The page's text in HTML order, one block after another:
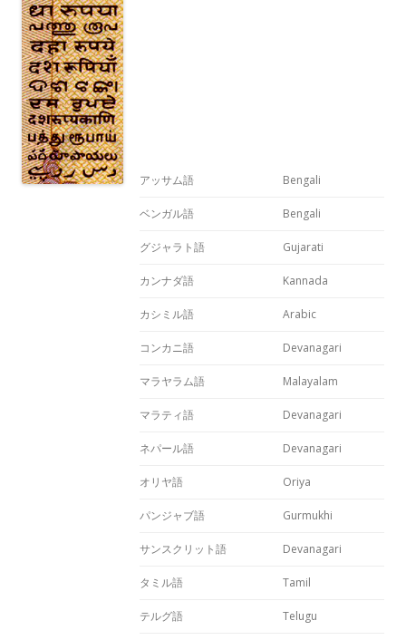
アッサム語 Bengali
ベンガル語 Bengali
グジャラト語 Gujarati
カンナダ語 Kannada
カシミル語 Arabic
コンカニ語 Devanagari
マラヤラム語 Malayalam
マラティ語 Devanagari
ネパール語 Devanagari
オリヤ語 Oriya
パンジャブ語 Gurmukhi
サンスクリット語 Devanagari
タミル語 Tamil
テルグ語 Telugu